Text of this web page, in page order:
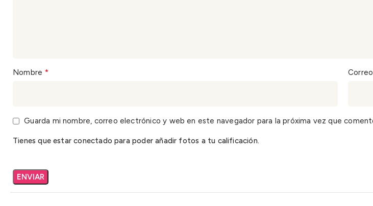
Nombre *
Guarda mi nombre, correo electrónico y web en este navegador para la próxima vez que
Tienes que estar conectado para poder añadir fotos a tu calificación.